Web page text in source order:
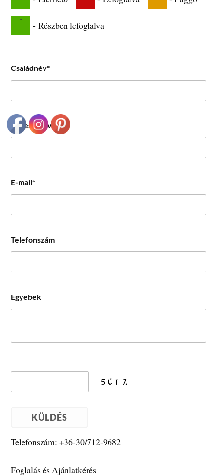
·
- Részben lefoglalva
Családnév*
Keresztnév*
E-mail*
Telefonszám
Egyebek
Telefonszám: +36-30/712-9682
Foglalás és Ajánlatkérés